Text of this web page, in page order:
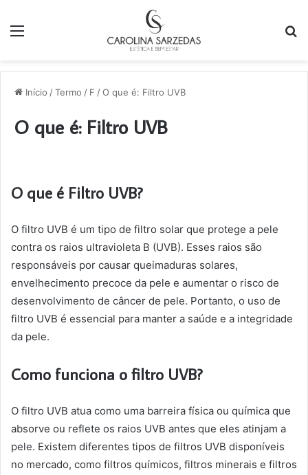
Início /Termo / F /O que é: Filtro UVB
O que é: Filtro UVB
O que é Filtro UVB?
O filtro UVB é um tipo de filtro solar que protege a pele
contra os raios ultravioleta B (UVB). Esses raios são
responsáveis por causar queimaduras solares,
envelhecimento precoce da pele e aumentar o risco de
desenvolvimento de câncer de pele. Portanto, o uso de
filtro UVB é essencial para manter a saúde e a integridade
da pele.
Como funciona o filtro UVB?
O filtro UVB atua como uma barreira física ou química que
absorve ou reflete os raios UVB antes que eles atinjam a
pele. Existem diferentes tipos de filtros UVB disponíveis
no mercado, como filtros químicos, filtros minerais e filtros